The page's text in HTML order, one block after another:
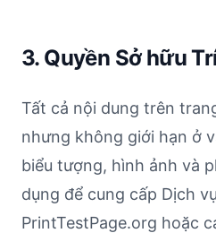
3. Quyền Sở hữu
Tất cả nội dung trên
nhưng không giới hạn ở
biểu tượng, hình ảnh và
dụng để cung cấp Dịch
PrintTestPage.org hoặc